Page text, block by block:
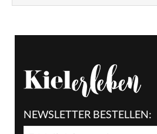
NEWSLETTER BESTELLEN: